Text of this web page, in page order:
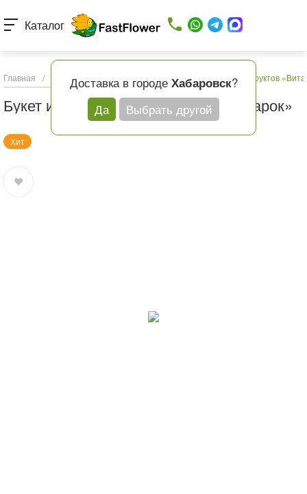
Доставка в городе Хабаровск?
Да
Выбрать другой
Каталог
Главная / Каталог товаров Подарки и шары Букет из фруктов
Букет из фруктов «Витаминный подарок»
Хит